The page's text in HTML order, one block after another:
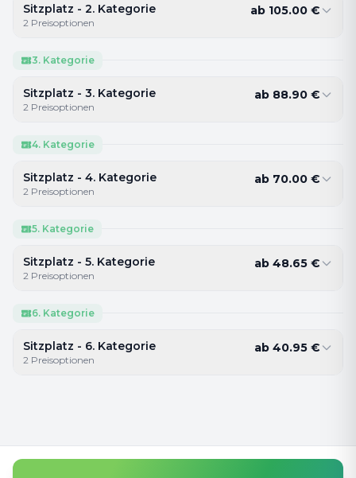
Sitzplatz - 2. Kategorie
2 Preisoptionen
ab 105.00 €
3. Kategorie
Sitzplatz - 3. Kategorie
2 Preisoptionen
ab 88.90 €
4. Kategorie
Sitzplatz - 4. Kategorie
2 Preisoptionen
ab 70.00 €
5. Kategorie
Sitzplatz - 5. Kategorie
2 Preisoptionen
ab 48.65 €
6. Kategorie
Sitzplatz - 6. Kategorie
2 Preisoptionen
ab 40.95 €